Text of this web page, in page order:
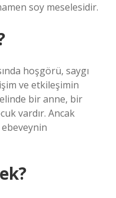
soy meselesidir.
hoşgörü, saygı
ve etkileşimin
bir anne, bir
vardır. Ancak
ebeveynin